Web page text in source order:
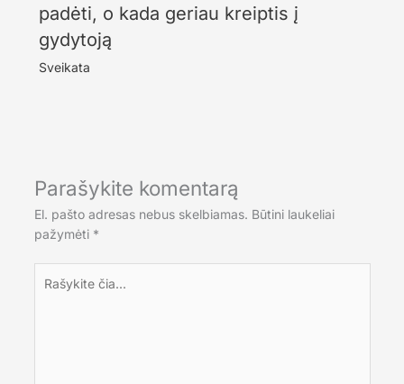
padėti, o kada geriau kreiptis į
gydytoją
Sveikata
Parašykite komentarą
El. pašto adresas nebus skelbiamas. Būtini laukeliai
pažymėti *
čia...